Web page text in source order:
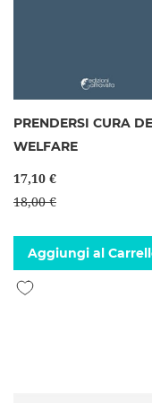
PRENDERSI CURA
WELFARE
17,10 €
18,00 €
Aggiungi al
Aggiungi alla lista